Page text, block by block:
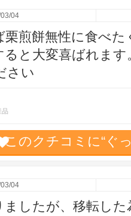
04
栗煎餅無性に食べ
ると大変喜ばれま
さい
品
このクチコミに“ぐ
04
したが、移転し